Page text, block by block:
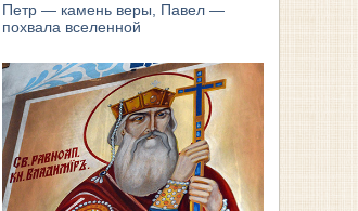
Петр — камень веры, Павел —
похвала вселенной